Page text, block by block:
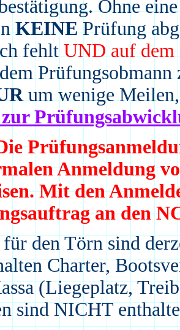
Ohne
KEINEPrüfung
fehltUND auf dem
Prüfungsobmann
um wenige
zur
Anmeldung
Mit den
an den
den Törn sind
Charter,
(Liegeplatz,
sind NICHT